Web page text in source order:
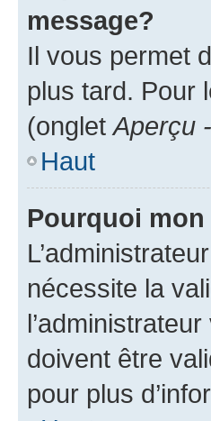
message?
Il vous permet
plus tard. Pour
(onglet Aperçu
Haut
Pourquoi
nécessite la
doivent être
pour plus